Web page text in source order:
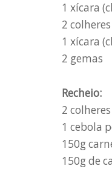
1 xícara
2
1 xícara
2 gemas
Recheio:
2
1 cebola
150g
150g de